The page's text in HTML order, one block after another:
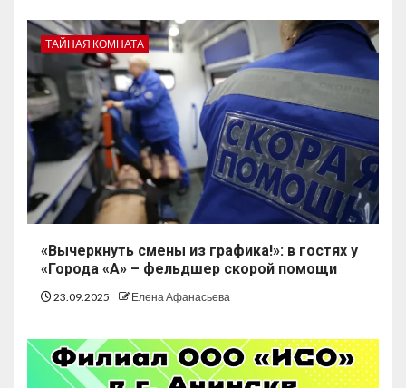
ТАЙНАЯ КОМНАТА
«Вычеркнуть смены из графика!»: в гостях у
«Города «А» – фельдшер скорой помощи
23.09.2025 Елена Афанасьева